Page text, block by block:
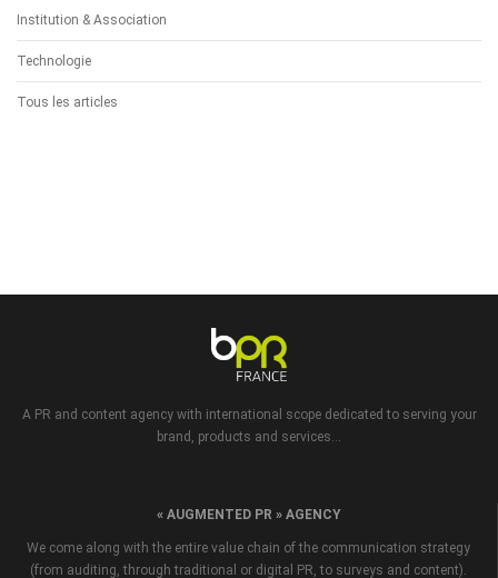
Institution & Association
Technologie
Tous les articles
A PR and content agency with international scope dedicated to serving your
brand, products and services...
« AUGMENTED PR » AGENCY
We come along with the entire value chain of the communication strategy
(from auditing, through traditional or digital PR, to surveys and content).